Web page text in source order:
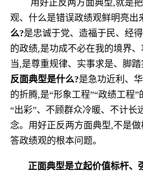
用好正反两方面典型,就是
观、什么是错误政绩观鲜明亮出
么?是忠诚于党、造福于民、经
的政绩,是功成不必在我的境界
当,是尊重规律、实事求是、脚踏
反面典型是什么?是急功近利、
的折腾,是“形象工程”“政绩工程
“出彩”、不顾群众冷暖、不计长
念。用好正反两方面典型,不是
答政绩观的根本问题。
正面典型是立起价值标杆、